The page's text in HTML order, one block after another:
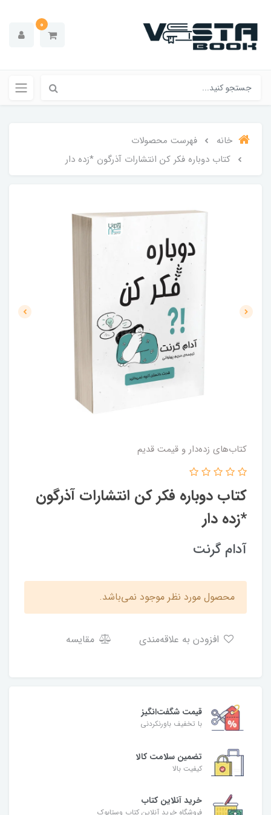
0
خانه
فهرست محصولات
کتاب دوباره فکر کن انتشارات آذرگون *زده دار
کتاب‌های زده‌دار و قیمت قدیم
کتاب دوباره فکر کن انتشارات آذرگون
*زده دار
آدام گرنت
محصول مورد نظر موجود نمی‌باشد.
مقایسه
قیمت شگفت‌انگیز
با تخفیف باورنکردنی
تضمین سلامت کالا
کیفیت بالا
خرید آنلاین کتاب
فروشگاه خرید آنلاین کتاب وستابوک